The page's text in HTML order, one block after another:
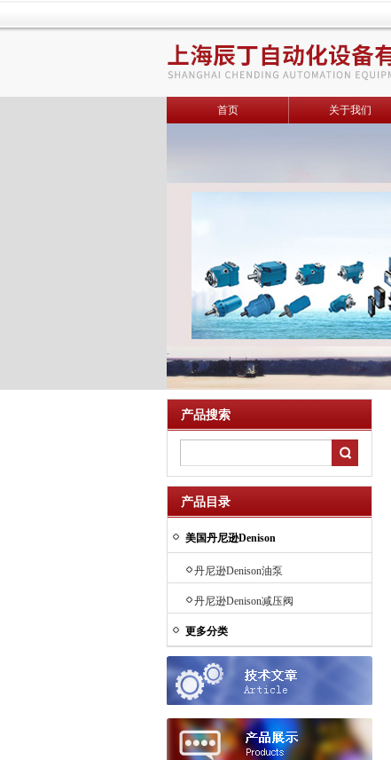
首页 关于我们
产品搜索
产品目录
美国丹尼逊Denison
丹尼逊Denison油泵
丹尼逊Denison减压阀
更多分类